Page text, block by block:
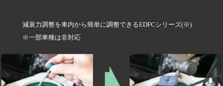
減衰力調整を車内から簡単に調整できるEDFCシリーズ(※)
※一部車種は非対応